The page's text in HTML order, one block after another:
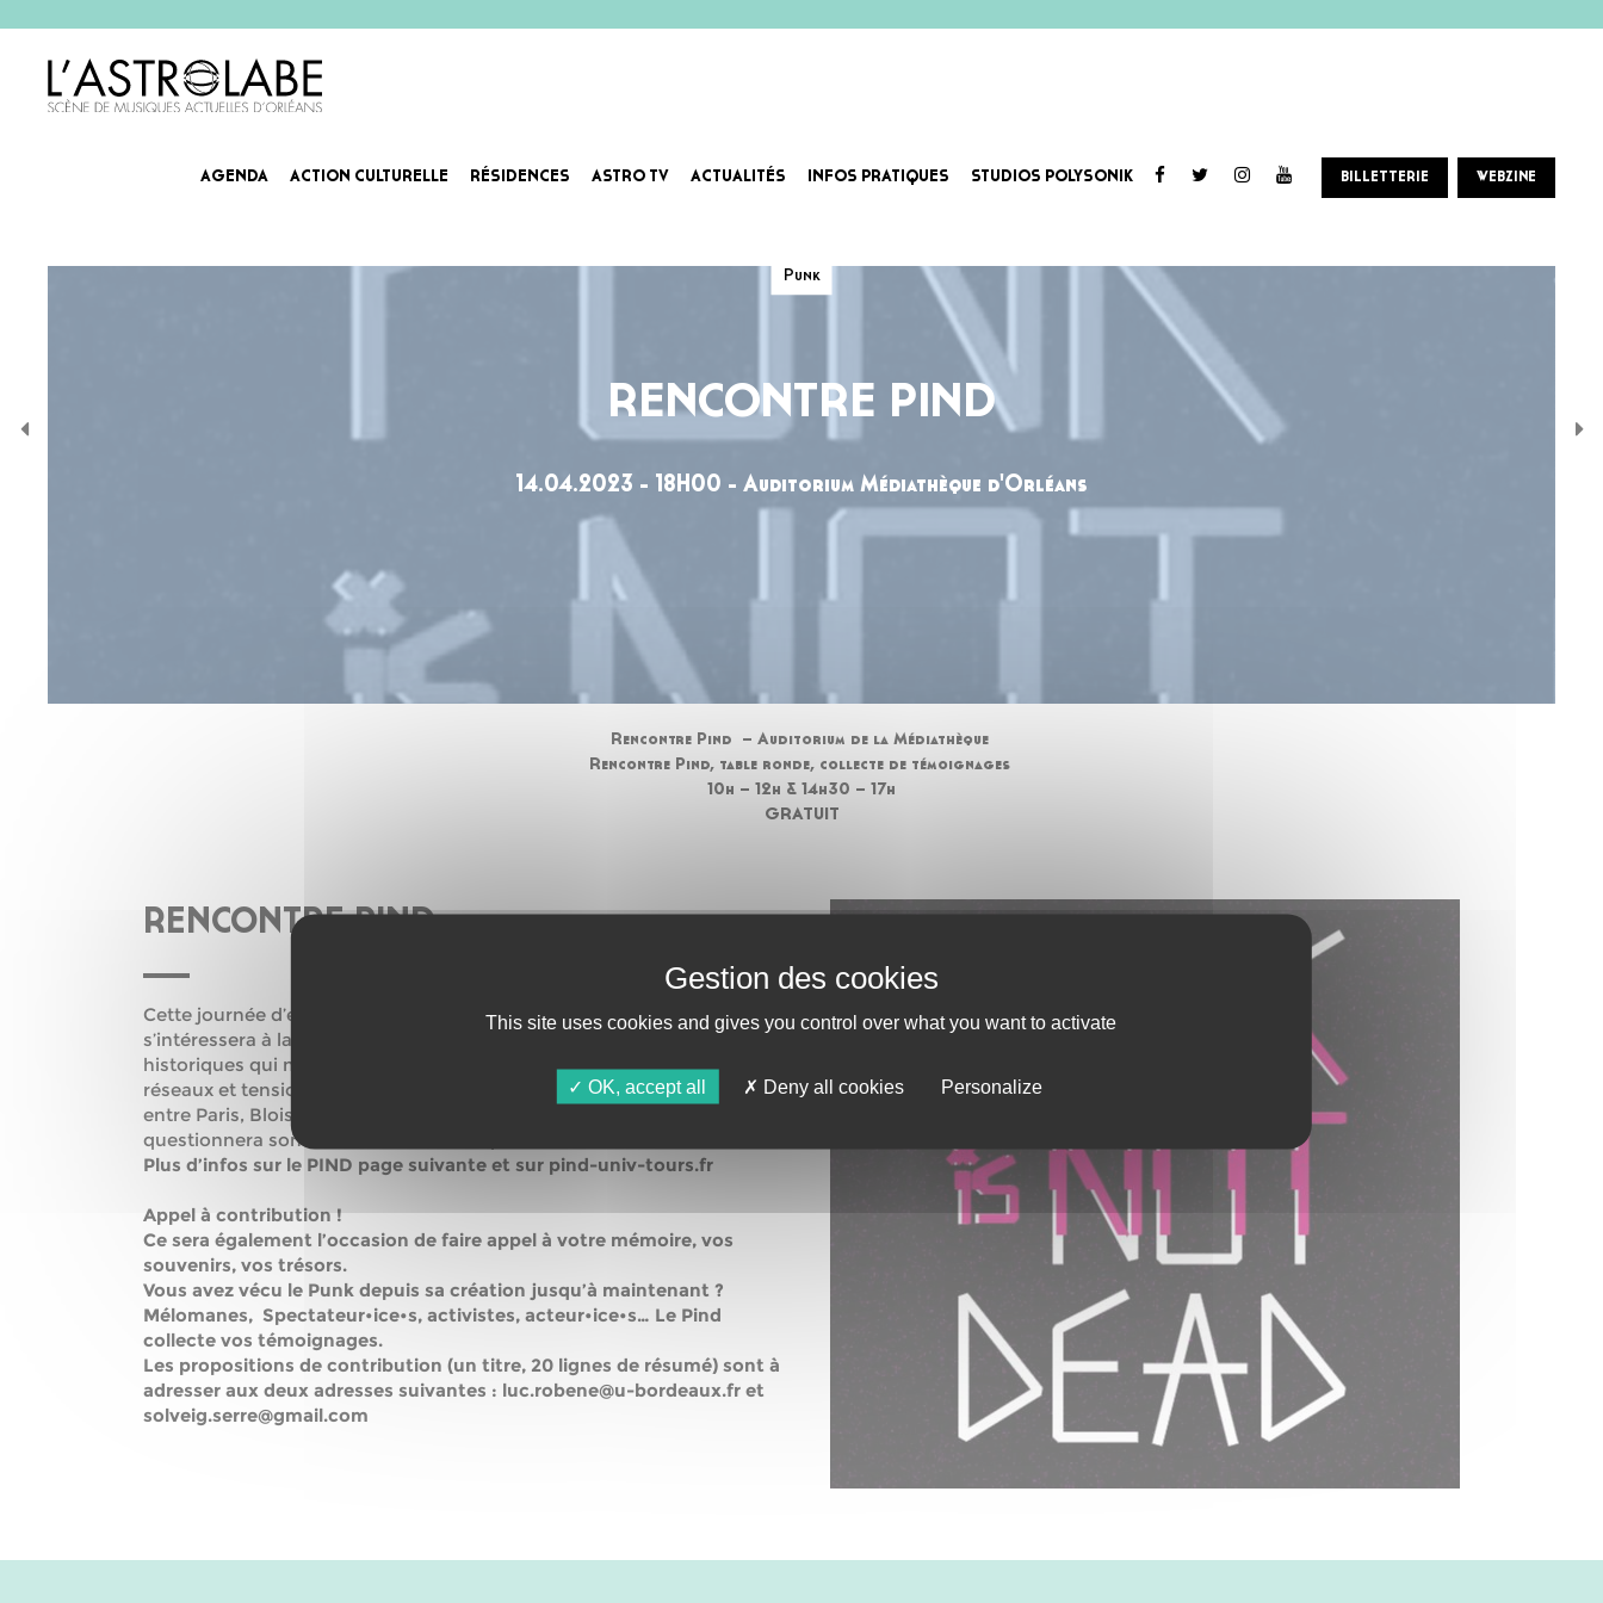
AGENDA ACTION CULTURELLE RÉSIDENCES ASTRO TV ACTUALITÉS INFOS PRATIQUES STUDIOS POLYSONIK BILLETTERIE WEBZINE
Punk
RENCONTRE PIND
14.04.2023 - 18H00 - Auditorium Médiathèque d'Orléans
Rencontre Pind – Auditorium de la Médiathèque
Rencontre Pind, table ronde, collecte de témoignages
10h – 12h & 14h30 – 17h
GRATUIT
RENCONTRE PIND
Cette journée d’étude consacrée à l’histoire du punk à Orléans
s’intéressera à la singularité de la scène orléanaise, aux jalons
historiques qui marquent ses développements. Elle éclairera les
réseaux et tensions qui définissent ses ancrages locaux, et régionaux,
entre Paris, Blois, Tours, et les points chauds de la région, elle
questionnera son identité au cœur du punk national et international.
Plus d’infos sur le PIND page suivante et sur pind-univ-tours.fr
Appel à contribution !
Ce sera également l’occasion de faire appel à votre mémoire, vos
souvenirs, vos trésors.
Vous avez vécu le Punk depuis sa création jusqu’à maintenant ?
Mélomanes, Spectateur•ice•s, activistes, acteur•ice•s… Le Pind
collecte vos témoignages.
Les propositions de contribution (un titre, 20 lignes de résumé) sont à
adresser aux deux adresses suivantes : luc.robene@u-bordeaux.fr et
solveig.serre@gmail.com
This site uses cookies and gives you control over what you want to activate
OK, accept all Deny all cookies Personalize